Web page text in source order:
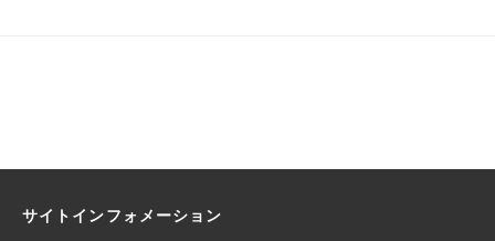
サイトインフォメーション